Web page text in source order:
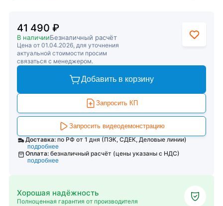
41 490 ₽
В наличииБезналичный расчёт
Цена от 01.04.2026, для уточнения
актуальной стоимости просим
связаться с менеджером.
Добавить в корзину
Запросить КП
Запросить видеодемонстрацию
Доставка: по РФ от 1 дня (ПЭК, СДЕК, Деловые линии)
подробнее
Оплата: безналичный расчёт (цены указаны с НДС)
подробнее
Хорошая надёжность
Полноценная гарантия от производителя